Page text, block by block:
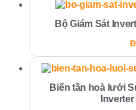
Bộ Giám Sát
Biến tần hoà lưới